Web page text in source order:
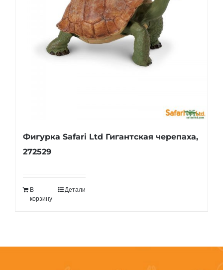
Фигурка Safari Ltd Гигантская черепаха,
272529
В
корзину
Детали